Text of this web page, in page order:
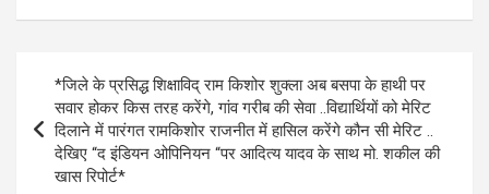
at
s
A
p
p
ce
b
o
o
k
se
g
er
py
Li
n
k
ar
navigation
*जिले के प्रसिद्ध शिक्षाविद् राम किशोर शुक्ला अब बसपा के हाथी पर
सवार होकर किस तरह करेंगे, गांव गरीब की सेवा ..विद्यार्थियों को मेरिट
दिलाने में पारंगत रामकिशोर राजनीत में हासिल करेंगे कौन सी मेरिट ..
देखिए “द इंडियन ओपिनियन “पर आदित्य यादव के साथ मो. शकील की
खास रिपोर्ट*